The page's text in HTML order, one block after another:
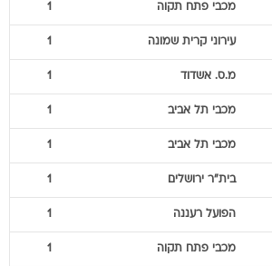
מכבי פתח תקוה 1
עירוני קרית שמונה 1
מ.ס. אשדוד 1
מכבי תל אביב 1
מכבי תל אביב 1
בית"ר ירושלים 1
הפועל רעננה 1
מכבי פתח תקוה 1